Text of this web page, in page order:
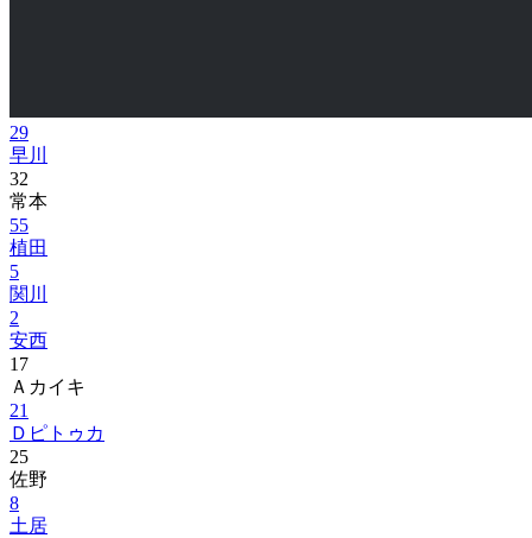
29
早川
32
常本
55
植田
5
関川
2
安西
17
Ａカイキ
21
Ｄピトゥカ
25
佐野
8
土居